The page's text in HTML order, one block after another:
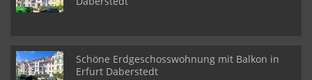
Schöne Erdgeschosswohnung mit Balkon in
Erfurt Daberstedt